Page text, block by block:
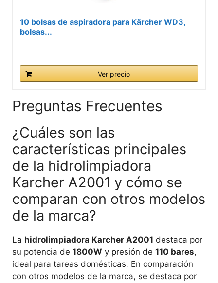
10 bolsas de aspiradora para Kärcher WD3,
bolsas...
Ver precio
Preguntas Frecuentes
¿Cuáles son las
características principales
de la hidrolimpiadora
Karcher A2001 y cómo se
comparan con otros modelos
de la marca?
La hidrolimpiadora Karcher A2001 destaca por
su potencia de 1800W y presión de 110 bares,
ideal para tareas domésticas. En comparación
con otros modelos de la marca, se destaca por